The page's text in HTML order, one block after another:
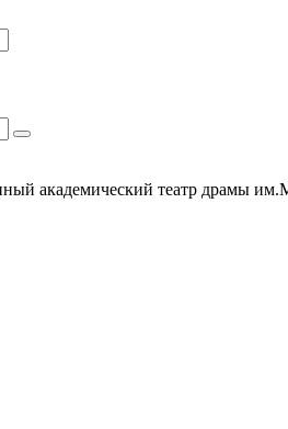
академический театр драмы